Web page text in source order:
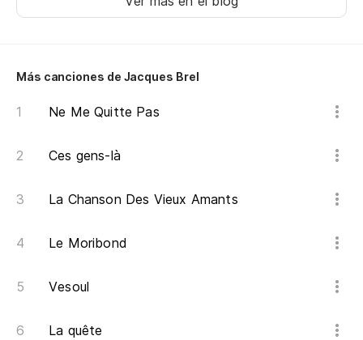
Más canciones de Jacques Brel
Ne Me Quitte Pas
Ces gens-là
La Chanson Des Vieux Amants
Le Moribond
Vesoul
La quête